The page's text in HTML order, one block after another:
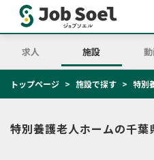
求人 施設
トップページ 施設で探す 特別
特別養護老人ホームの千葉